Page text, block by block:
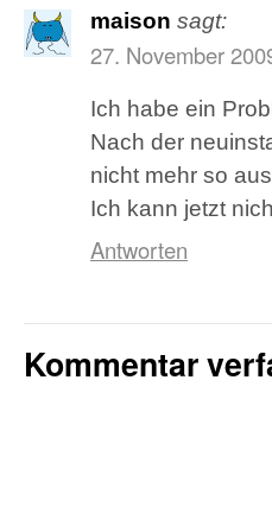
maison sagt:
27. November
Ich habe ein
Nach der
nicht mehr so
Ich kann jetzt
Antworten
Kommentar